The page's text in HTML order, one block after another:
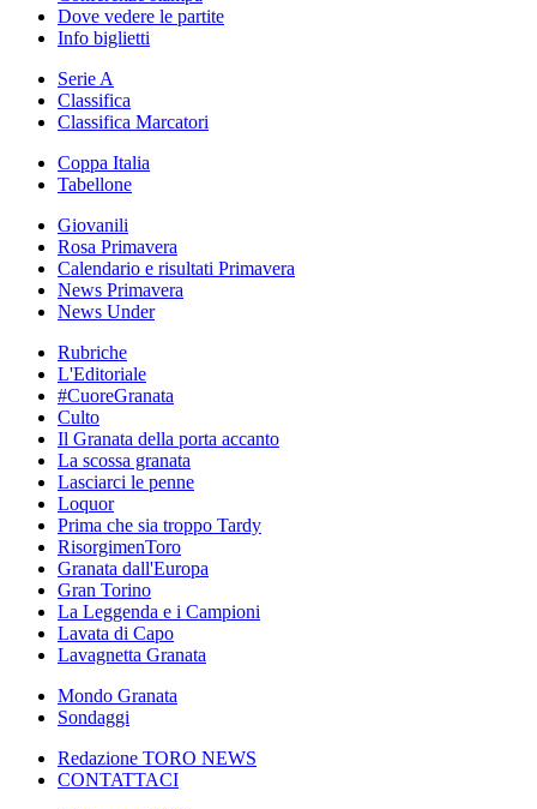
Dove vedere le partite
Info biglietti
Serie A
Classifica
Classifica Marcatori
Coppa Italia
Tabellone
Giovanili
Rosa Primavera
Calendario e risultati Primavera
News Primavera
News Under
Rubriche
L'Editoriale
#CuoreGranata
Culto
Il Granata della porta accanto
La scossa granata
Lasciarci le penne
Loquor
Prima che sia troppo Tardy
RisorgimenToro
Granata dall'Europa
Gran Torino
La Leggenda e i Campioni
Lavata di Capo
Lavagnetta Granata
Mondo Granata
Sondaggi
Redazione TORO NEWS
CONTATTACI